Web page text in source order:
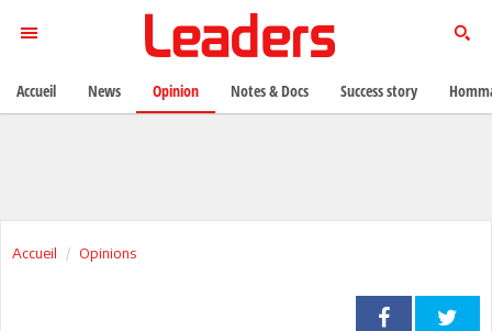
Accueil Opinions
Accueil News Opinion Notes & Docs Success story